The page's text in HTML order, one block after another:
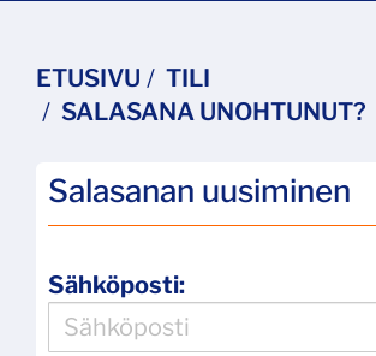
ETUSIVU
TILI
SALASANA UNOHTUNUT?
Salasanan uusiminen
Sähköposti: